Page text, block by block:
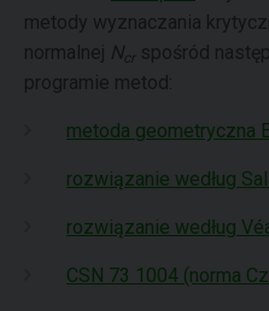
metody wyznaczania
normalnej N cr spośród
programie metod:
metoda geometryczna
rozwiązanie według
rozwiązanie według
CSN 73 1004 (norma